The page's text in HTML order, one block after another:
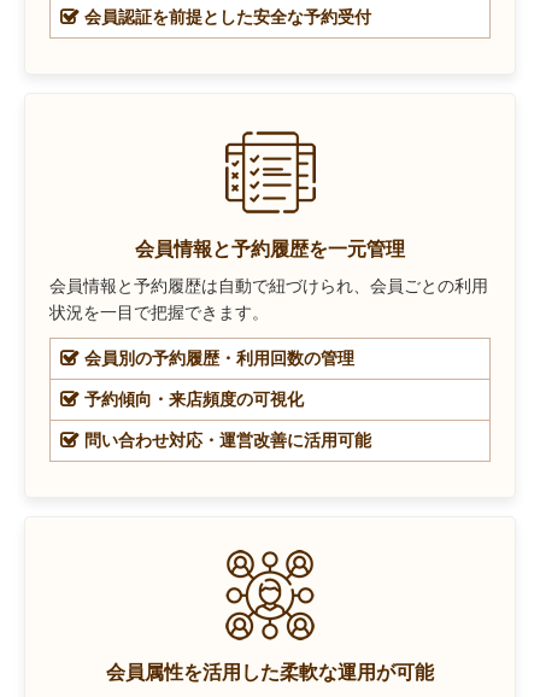
会員認証を前提とした安全な予約受付
会員情報と予約履歴を一元管理
会員情報と予約履歴は自動で紐づけられ、会員ごとの利用
状況を一目で把握できます。
会員別の予約履歴・利用回数の管理
予約傾向・来店頻度の可視化
問い合わせ対応・運営改善に活用可能
会員属性を活用した柔軟な運用が可能